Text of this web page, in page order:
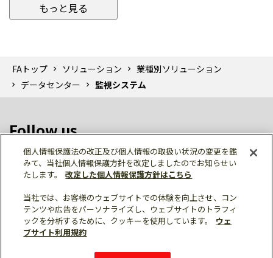
もっと見る
FAトップ ソリューション
業種別ソリューション
データセンター
監視システム
Follow us
個人情報保護 利用規約
ご利用にあたって
サイトマップ
三菱電機トップ
個人情報保護法の改正及び個人情報の取扱い状況の変更を鑑
みて、当社個人情報保護方針を改定しましたのでお知らせい
たします。
改定した個人情報保護方針はこちら
当社では、お客様のウェブサイトでの体験を向上させ、コン
テンツや広告をパーソナライズし、ウェブサイトのトラフィ
ックを分析するために、クッキーを使用しています。
ウェ
ブサイト利用規約